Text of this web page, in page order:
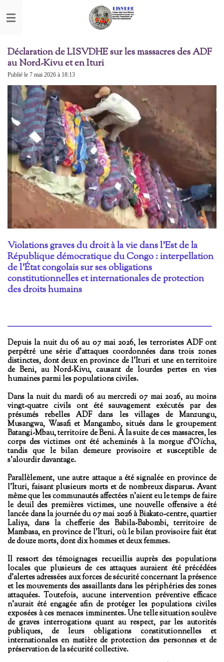
au
Déclaration de LISVDHE sur les massacres des ADF
au Nord-Kivu et en Ituri
Publié le 7 mai 2026 à 18:13
Violations graves du droit à la vie dans l’Est de la
République démocratique du Congo: interpellation
de l’État congolais sur ses obligations
constitutionnelles et internationales de protection
des droits humains
______________________________________________________________________________________________________
Depuis la nuit du 06 au 07 mai 2026, les terroristes ADF ont
perpétré une série d’attaques coordonnées dans trois zones
distinctes, dont deux en province de l’Ituri et une en territoire
de Beni, au Nord-Kivu, causant de lourdes pertes en vies
humaines parmi les populations civiles.
Dans la nuit du mardi 06 au mercredi 07 mai 2026, au moins
vingt-quatre civils ont été sauvagement exécutés par des
présumés rebelles ADF dans les villages de Manzungu,
Musangwa, Wasafi et Mangambo, situés dans le groupement
Batangi-Mbau, territoire de Beni. À la suite de ces massacres, les
corps des victimes ont été acheminés à la morgue d’Oïcha,
tandis que le bilan demeure provisoire et susceptible de
s’alourdir davantage.
Parallèlement, une autre attaque a été signalée en province de
l’Ituri, faisant plusieurs morts et de nombreux disparus. Avant
même que les communautés affectées n’aient eu le temps de faire
le deuil des premières victimes, une nouvelle offensive a été
lancée dans la journée du 07 mai 2026 à Biakato-centre, quartier
Laliya, dans la chefferie des Babila-Babombi, territoire de
Mambasa, en province de l’Ituri, où le bilan provisoire fait état
de douze morts, dont dix hommes et deux femmes.
Il ressort des témoignages recueillis auprès des populations
locales que plusieurs de ces attaques auraient été précédées
d’alertes adressées aux forces de sécurité concernant la présence
et les mouvements des assaillants dans les périphéries des zones
attaquées. Toutefois, aucune intervention préventive efficace
n’aurait été engagée afin de protéger les populations civiles
exposées à ces menaces imminentes. Une telle situation soulève
de graves interrogations quant au respect, par les autorités
publiques, de leurs obligations constitutionnelles et
internationales en matière de protection des personnes et de
préservation de la sécurité collective.